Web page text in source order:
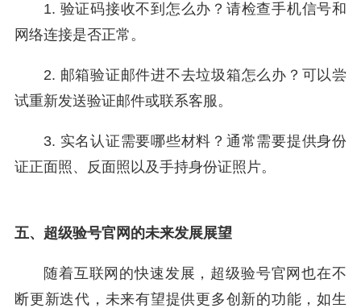
1. 验证码接收不到怎么办？请检查手机信号和
网络连接是否正常。
2. 邮箱验证邮件进不去垃圾箱怎么办？可以尝
试重新发送验证邮件或联系客服。
3. 实名认证需要哪些材料？通常需要提供身份
证正面照、反面照以及手持身份证照片。
五、超级验号官网的未来发展展望
随着互联网的快速发展，超级验号官网也在不
断更新迭代，未来有望提供更多创新的功能，如生